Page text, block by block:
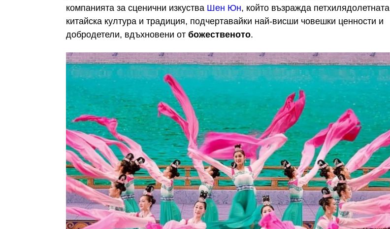
компанията за сценични изкуства Шeн Юн, който възражда петхилядолетната
китайска култура и традиция, подчертавайки най-висши човешки ценности и
добродетели, вдъхновени от божественото.